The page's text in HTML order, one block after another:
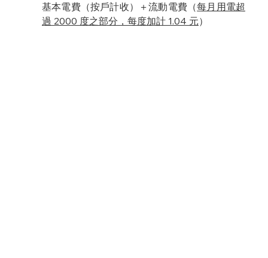
基本電費（按戶計收）＋流動電費（每月用電超
過 2000 度之部分，每度加計 1.04 元）